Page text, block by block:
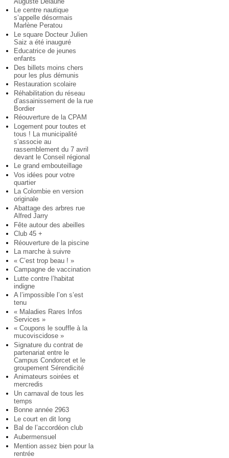
Le centre nautique
s’appelle désormais
Marlène Peratou
Le square Docteur Julien
Saiz a été inauguré
Educatrice de jeunes
enfants
Des billets moins chers
pour les plus démunis
Restauration scolaire
Réhabilitation du réseau
d’assainissement de la rue
Bordier
Réouverture de la CPAM
Logement pour toutes et
tous ! La municipalité
s’associe au
rassemblement du 7 avril
devant le Conseil régional
Le grand embouteillage
Vos idées pour votre
quartier
La Colombie en version
originale
Abattage des arbres rue
Alfred Jarry
Fête autour des abeilles
Club 45 +
Réouverture de la piscine
La marche à suivre
« C’est trop beau ! »
Campagne de vaccination
Lutte contre l’habitat
indigne
A l’impossible l’on s’est
tenu
« Maladies Rares Infos
Services »
« Coupons le souffle à la
mucoviscidose »
Signature du contrat de
partenariat entre le
Campus Condorcet et le
groupement Sérendicité
Animateurs soirées et
mercredis
Un carnaval de tous les
temps
Bonne année 2963
Le court en dit long
Bal de l’accordéon club
Aubermensuel
Mention assez bien pour la
rentrée